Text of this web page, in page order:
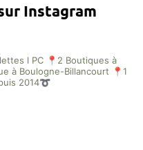
Instagram
l PC 📍2 Boutiques à
à Boulogne-Billancourt 📍1
2014➰